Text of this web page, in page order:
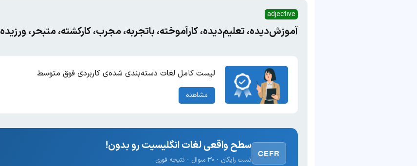
adjective
آموزش‌دیده، تعلیم‌دیده، کارآموخته، باتجربه، مجرب، کارکشته، متبحر، ورزیده
لیست کامل لغات دسته‌بندی شده‌ی کاربردی فوق متوسط
مشاهده
CEFR
سطح واقعی لغات انگلیسیت رو بدون!
تست رایگان · ۳۰ سوال · نتیجه فوری